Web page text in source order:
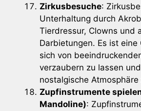
Zirkusbesuche:
Unterhaltung durch
Tierdressur, Clowns und
Darbietungen. Es ist eine
sich von
verzaubern zu lassen
nostalgische
Zupfinstrumente
Mandoline):